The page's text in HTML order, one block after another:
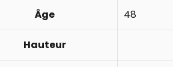
Âge 48
Hauteur